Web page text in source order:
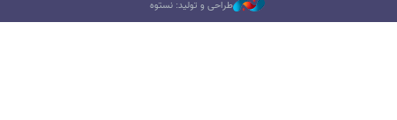
طراحی و تولید: نستوه